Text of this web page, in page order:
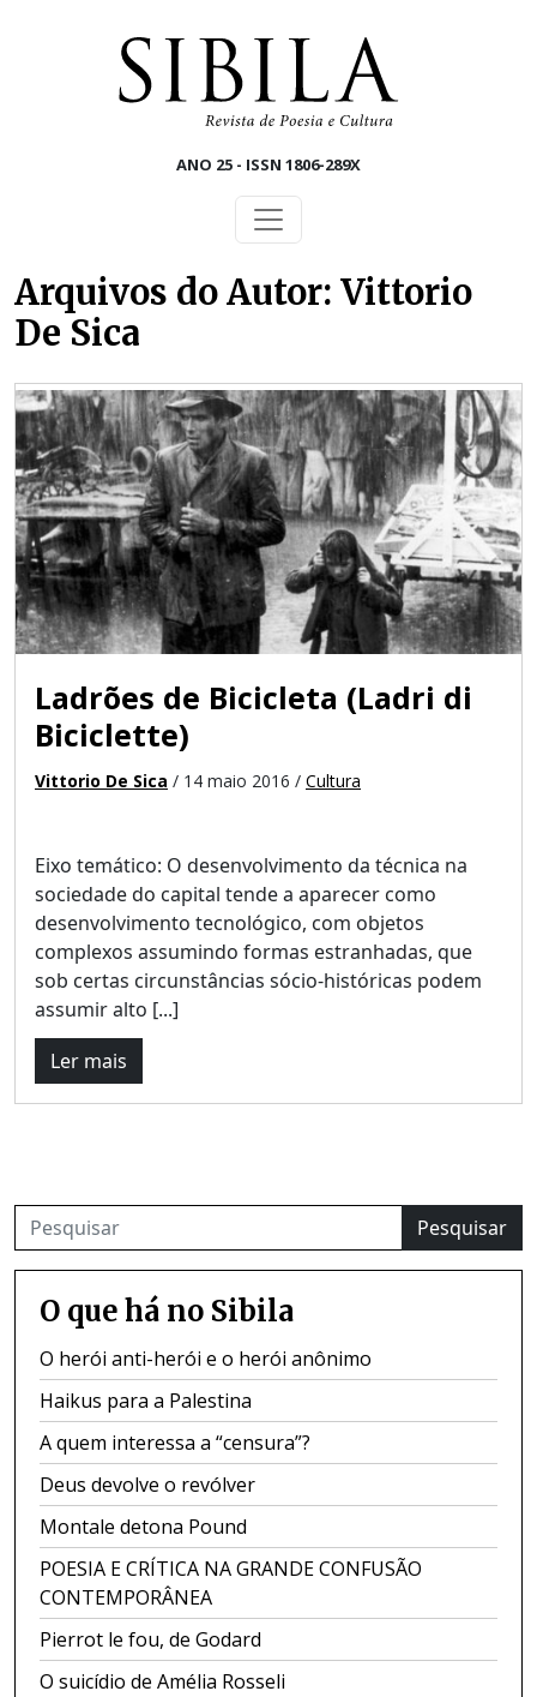
ANO 25 - ISSN 1806-289X
Arquivos do Autor: Vittorio
De Sica
Ladrões de Bicicleta (Ladri di
Biciclette)
Vittorio De Sica / 14 maio 2016 / Cultura
Eixo temático: O desenvolvimento da técnica na
sociedade do capital tende a aparecer como
desenvolvimento tecnológico, com objetos
complexos assumindo formas estranhadas, que
sob certas circunstâncias sócio-históricas podem
assumir alto [...]
Ler mais
Pesquisar
O que há no Sibila
O herói anti-herói e o herói anônimo
Haikus para a Palestina
A quem interessa a “censura”?
Deus devolve o revólver
Montale detona Pound
POESIA E CRÍTICA NA GRANDE CONFUSÃO
CONTEMPORÂNEA
Pierrot le fou, de Godard
O suicídio de Amélia Rosseli